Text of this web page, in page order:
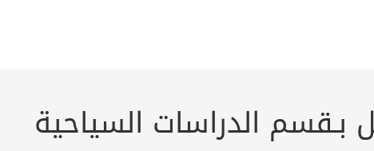
الدراسات السياحية